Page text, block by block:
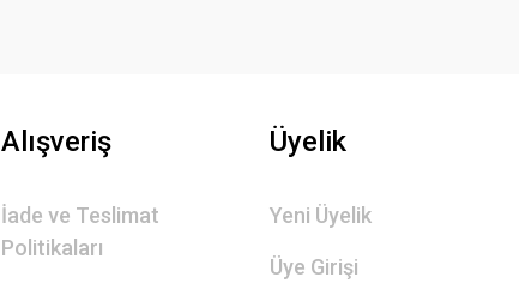
Alışveriş
İade ve Teslimat
Politikaları
Üyelik
Yeni Üyelik
Üye Girişi